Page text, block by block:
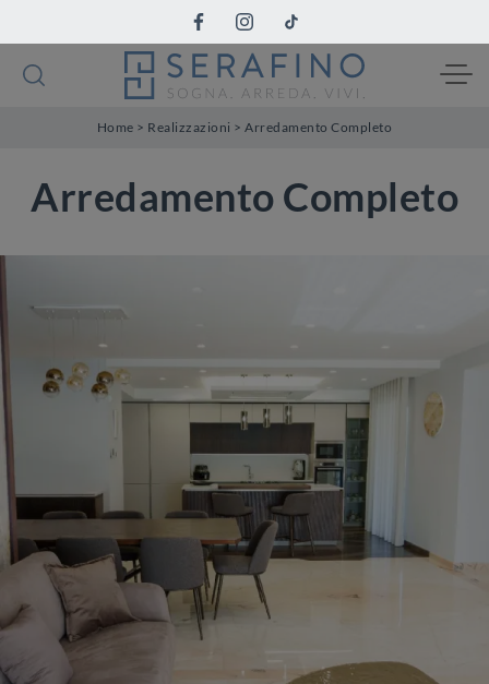
Home > Realizzazioni >Arredamento Completo
Arredamento Completo